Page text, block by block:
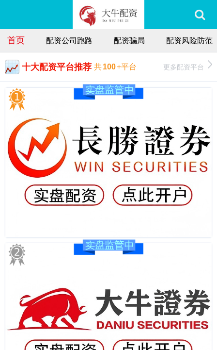
首页 配资公司跑路 配资骗局 配资风险防范
十大配资平台推荐 共100+平台 更多配资平台